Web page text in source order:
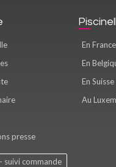
presse
suivi commande
En France
En
En Suisse
Au